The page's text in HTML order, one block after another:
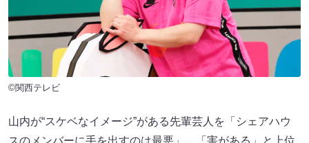
©関西テレビ
山内が“スケベなイメージ”がある先輩芸人を「シェアハウ